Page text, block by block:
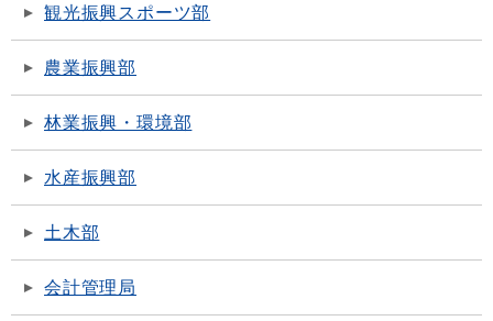
観光振興スポーツ部
農業振興部
林業振興・環境部
水産振興部
土木部
会計管理局